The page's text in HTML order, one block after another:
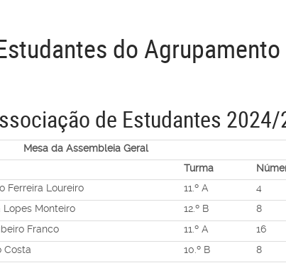
do Agrupamento
de Estudantes
Mesa da Assembleia Geral
Turma
Ferreira Loureiro 11.º A
4
Lopes Monteiro 12.º B
8
Franco 11.º A
16
Costa 10.º B
8